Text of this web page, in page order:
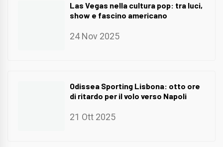
Las Vegas nella cultura pop: tra luci,
show e fascino americano
24 Nov 2025
Odissea Sporting Lisbona: otto ore
di ritardo per il volo verso Napoli
21 Ott 2025